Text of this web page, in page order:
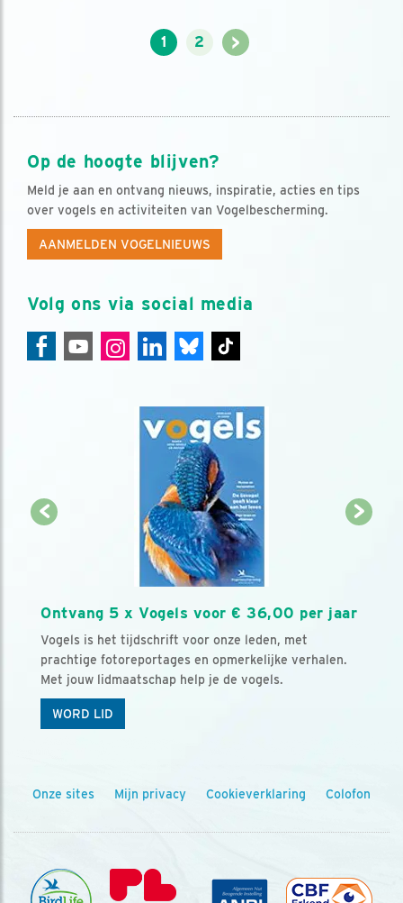
1 2 >
Op de hoogte blijven?
Meld je aan en ontvang nieuws, inspiratie, acties en tips
over vogels en activiteiten van Vogelbescherming.
AANMELDEN VOGELNIEUWS
Volg ons via social media
Ontvang 5 x Vogels voor € 36,00 per jaar
Vogels is het tijdschrift voor onze leden, met
prachtige fotoreportages en opmerkelijke verhalen.
Met jouw lidmaatschap help je de vogels.
WORD LID
Onze sites Mijn privacy Cookieverklaring Colofon